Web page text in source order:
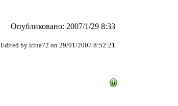
Опубликовано: 2007/1/29 8:33
Edited by irina72 on 29/01/2007 8:52:21